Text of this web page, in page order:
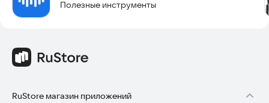
Полезные инструменты
RuStore магазин приложений